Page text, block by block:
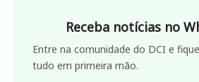
Receba notícias no
Entre na comunidade do DCI e
tudo em primeira mão.